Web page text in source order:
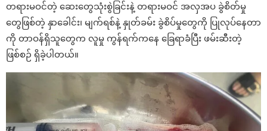
တရားမဝင်တဲ့ ဆေးတွေသုံးစွဲခြင်းနဲ့ တရားမဝင် အလှအပ ခွဲစိတ်မှု
တွေဖြစ်တဲ့ နှာခေါင်း၊ မျက်ရစ်နဲ့ နှုတ်ခမ်း ခွဲစိပ်မှုတွေကို ပြုလုပ်နေတာ
ကို တာဝန်ရှိသူတွေက လူမှု ကွန်ရက်ကနေ ခြေရာခံပြီး ဖမ်းဆီးတဲ့
ဖြစ်စဉ် ရှိခဲ့ပါတယ်။